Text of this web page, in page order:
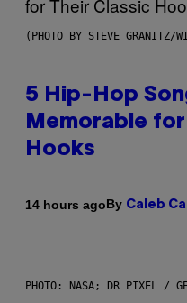
(PHOTO BY STEVE GRANITZ/
5 Hip-Hop
Memorable
Hooks
14 hours agoBy Caleb
PHOTO: NASA; DR PIXEL /